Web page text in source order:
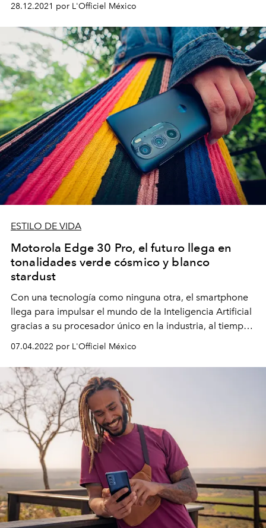
28.12.2021 por L'Officiel México
ESTILO DE VIDA
Motorola Edge 30 Pro, el futuro llega en
tonalidades verde cósmico y blanco
stardust
Con una tecnología como ninguna otra, el smartphone
llega para impulsar el mundo de la Inteligencia Artificial
gracias a su procesador único en la industria, al tiempo
a crear contenido sin limitaciones.
07.04.2022 por L'Officiel México